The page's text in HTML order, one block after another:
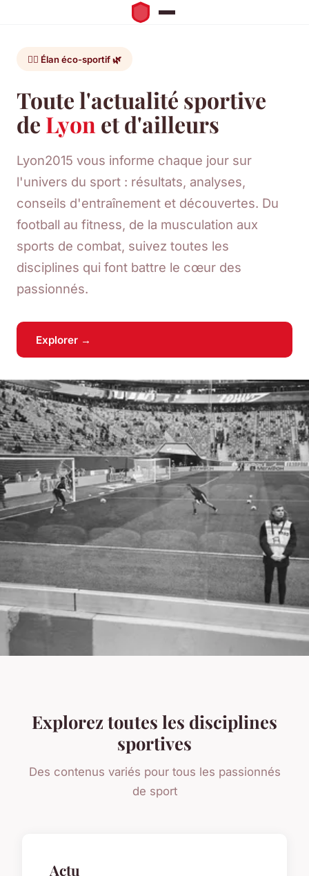
🏃‍♂️ Élan éco-sportif 🌿
Toute l'actualité sportive
de Lyon et d'ailleurs
Lyon2015 vous informe chaque jour sur
l'univers du sport : résultats, analyses,
conseils d'entraînement et découvertes. Du
football au fitness, de la musculation aux
sports de combat, suivez toutes les
disciplines qui font battre le cœur des
passionnés.
Explorer →
Explorez toutes les disciplines
sportives
Des contenus variés pour tous les passionnés
de sport
Actu